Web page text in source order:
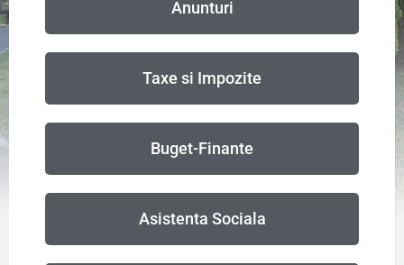
Anunturi
Taxe si Impozite
Buget-Finante
Asistenta Sociala